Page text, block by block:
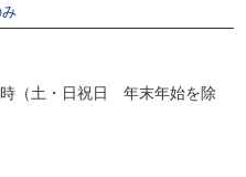
み
（土・日祝日 年末年始を除